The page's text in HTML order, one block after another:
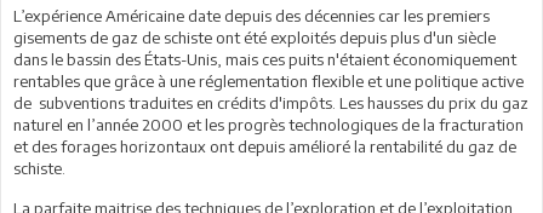
L’expérience Américaine date depuis des décennies car les premiers
gisements de gaz de schiste ont été exploités depuis plus d'un siècle
dans le bassin des États-Unis, mais ces puits n'étaient économiquement
rentables que grâce à une réglementation flexible et une politique active
de subventions traduites en crédits d'impôts. Les hausses du prix du gaz
naturel en l’année 2000 et les progrès technologiques de la fracturation
et des forages horizontaux ont depuis amélioré la rentabilité du gaz de
schiste.
La parfaite maitrise des techniques de l’exploration et de l’exploitation